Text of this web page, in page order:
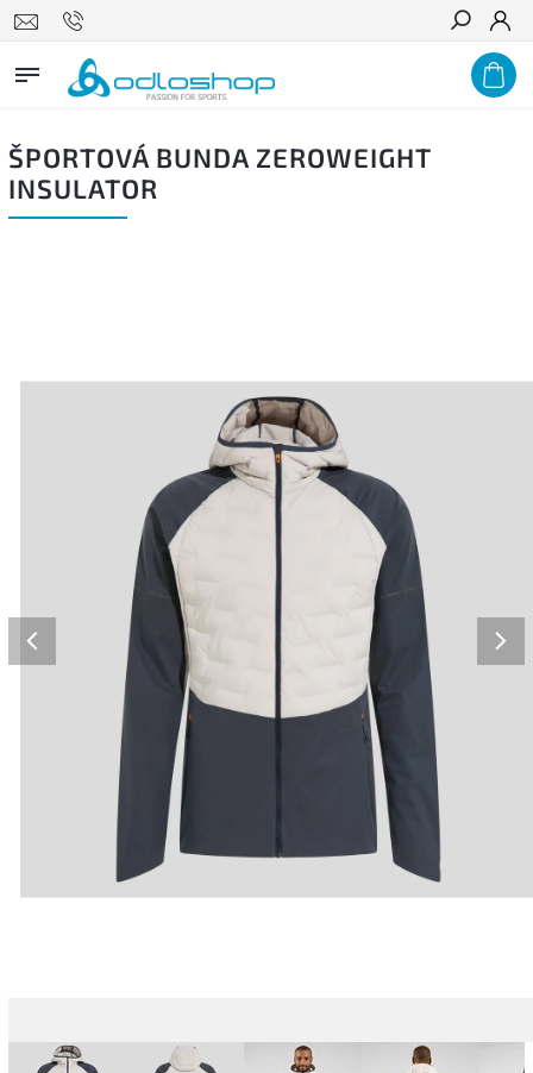
Hľadať
ŠPORTOVÁ BUNDA ZEROWEIGHT
INSULATOR